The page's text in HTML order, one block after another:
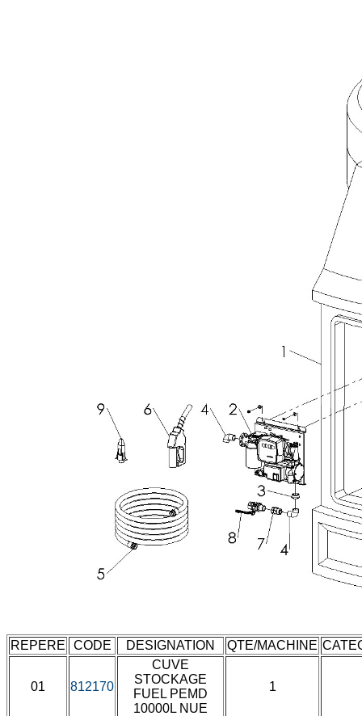
REPERE CODE DESIGNATION QTE/MACHINE
01 812170
CUVE
STOCKAGE
FUEL PEMD
10000L NUE
1